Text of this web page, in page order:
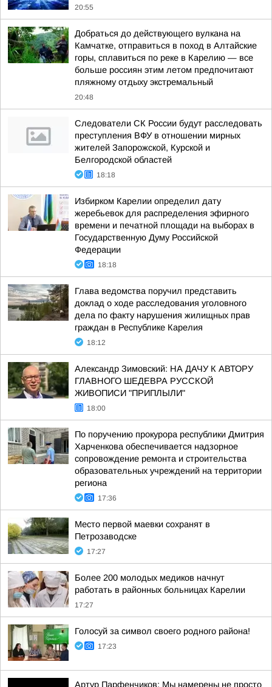
20:55
Добраться до действующего вулкана на
Камчатке, отправиться в поход в Алтайские
горы, сплавиться по реке в Карелию — все
больше россиян этим летом предпочитают
пляжному отдыху экстремальный
20:48
Следователи СК России будут расследовать
преступления ВФУ в отношении мирных
жителей Запорожской, Курской и
Белгородской областей
18:18
Избирком Карелии определил дату
жеребьевок для распределения эфирного
времени и печатной площади на выборах в
Государственную Думу Российской
Федерации
18:18
Глава ведомства поручил представить
доклад о ходе расследования уголовного
дела по факту нарушения жилищных прав
граждан в Республике Карелия
18:12
Александр Зимовский: НА ДАЧУ К АВТОРУ
ГЛАВНОГО ШЕДЕВРА РУССКОЙ
ЖИВОПИСИ "ПРИПЛЫЛИ"
18:00
По поручению прокурора республики Дмитрия
Харченкова обеспечивается надзорное
сопровождение ремонта и строительства
образовательных учреждений на территории
региона
17:36
Место первой маевки сохранят в
Петрозаводске
17:27
Более 200 молодых медиков начнут
работать в районных больницах Карелии
17:27
Голосуй за символ своего родного района!
17:23
Артур Парфенчиков: Мы намерены не просто